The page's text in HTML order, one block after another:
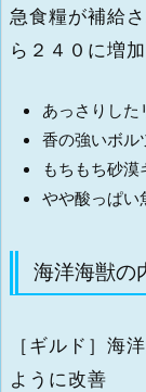
急食糧が補給
ら２４０に増
あっさりした
香の強いボル
もちもち砂漠
やや酸っぱい
海洋海獣の
［ギルド］海
ように改善